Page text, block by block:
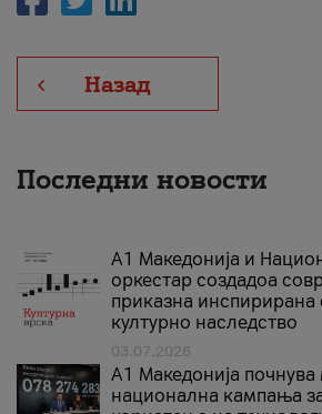
Назад
Последни новости
А1 Македонија и
оркестар создадоа
приказна инспирирана
културно наследство
03.07.2026
A1 Македонија
национална кампања